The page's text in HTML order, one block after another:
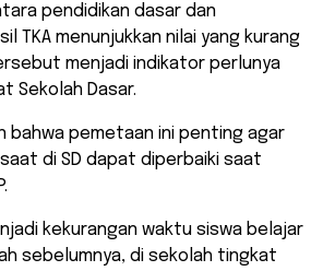
pendidikan dasar dan
TKA menunjukkan nilai yang kurang
menjadi indikator perlunya
Sekolah Dasar.
bahwa pemetaan ini penting agar
di SD dapat diperbaiki saat
kekurangan waktu siswa belajar
sebelumnya, di sekolah tingkat